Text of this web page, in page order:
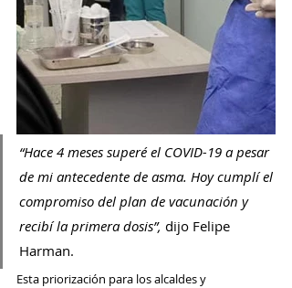
“Hace 4 meses superé el COVID-19 a pesar
de mi antecedente de asma. Hoy cumplí el
compromiso del plan de vacunación y
recibí la primera dosis”, dijo Felipe
Harman.
Esta priorización para los alcaldes y